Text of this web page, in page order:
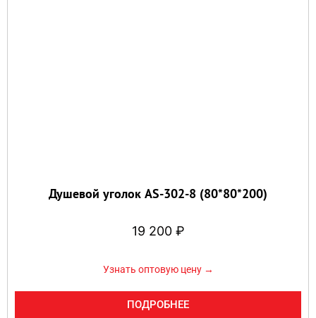
Душевой уголок AS-302-8 (80*80*200)
19 200 ₽
Узнать оптовую цену →
ПОДРОБНЕЕ